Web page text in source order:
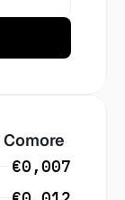
Comore
€0,007